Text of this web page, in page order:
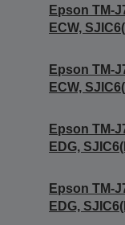
Epson TM-
ECW,
Epson TM-
ECW,
Epson TM-
EDG,
Epson TM-
EDG,